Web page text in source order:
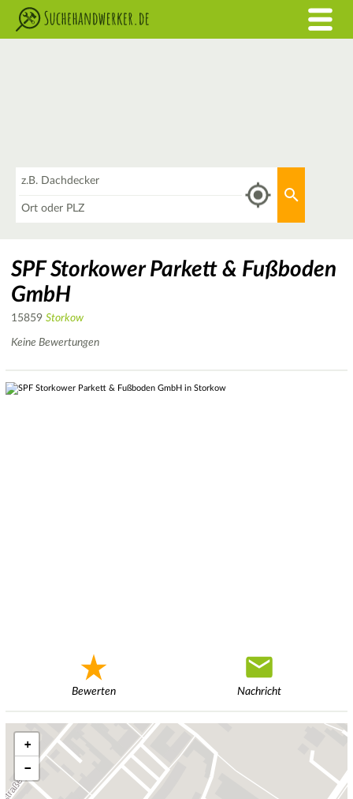
SPF Storkower Parkett & Fußboden
GmbH
15859 Storkow
Keine Bewertungen
Bewerten Nachricht
+
−